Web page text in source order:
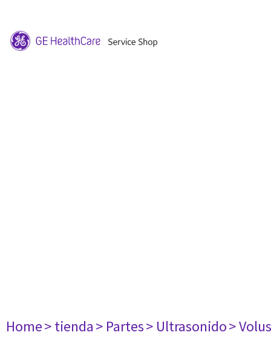
Home> tienda> Partes> Ultrasonido>